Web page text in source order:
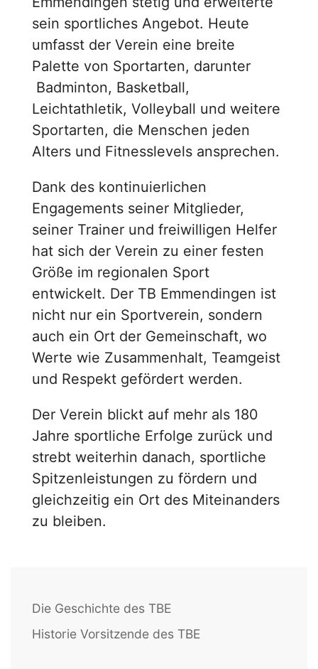
sein sportliches Angebot. Heute
umfasst der Verein eine breite
Palette von Sportarten, darunter
Badminton, Basketball,
Leichtathletik, Volleyball und weitere
Sportarten, die Menschen jeden
Alters und Fitnesslevels ansprechen.
Dank des kontinuierlichen
Engagements seiner Mitglieder,
seiner Trainer und freiwilligen Helfer
hat sich der Verein zu einer festen
Größe im regionalen Sport
entwickelt. Der TB Emmendingen ist
nicht nur ein Sportverein, sondern
auch ein Ort der Gemeinschaft, wo
Werte wie Zusammenhalt, Teamgeist
und Respekt gefördert werden.
Der Verein blickt auf mehr als 180
Jahre sportliche Erfolge zurück und
strebt weiterhin danach, sportliche
Spitzenleistungen zu fördern und
gleichzeitig ein Ort des Miteinanders
zu bleiben.
Die Geschichte des TBE
Historie Vorsitzende des TBE